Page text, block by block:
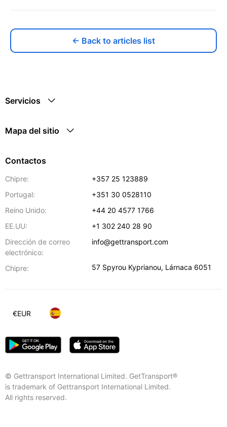
← Back to articles list
Servicios
Mapa del sitio
Contactos
Chipre:
+357 25 123889
Portugal:
+351 30 0528110
Reino Unido:
+44 20 4577 1766
EE.UU:
+1 302 240 28 90
Dirección de correo
electrónico:
info@gettransport.com
Chipre: 57 Spyrou Kyprianou, Lárnaca 6051
© Gettransport International Limited. GetTransport®
is trademark of Gettransport International Limited.
All rights reserved.
€EUR